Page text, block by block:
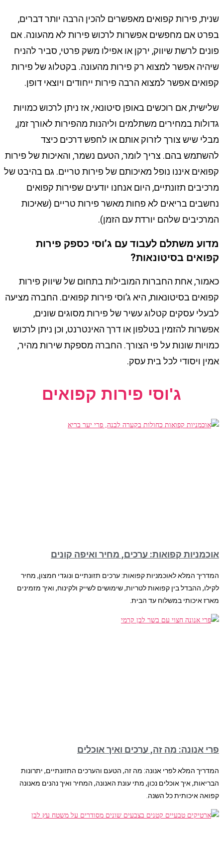
שנית, פירות קפואים מאפשרים להכין הרבה יותר דברים,
בפרט אם מחפשים אפשרות לרכוש פירות לא מהעונה. אם
פונים לרשת שיווק, ירקן או אפילו משק פרטי, סביר להניח
שיהיה אפשר למצוא רק פירות מהעונה. בקטלוג של פירות
קפואים אפשר למצוא הרבה פירות ייחודים ויוצאי דופן.
שלישית, אם רוכשים באופן סיטונאי, אז ניתן לרכוש כמויות
גדולות במחירים משתלמים וליהנות מהפירות לאורך זמן,
מבלי שיש צורך לזרוק אותם או לחפש דרכים כיצד
להשתמש בהם. צריך לומר, הטעם נשמר, והאיכות של פירות
קפואים איננו נופל מאיכותם של פירות טריים. גם בהיבט של
מרכיבים תזונתיים, היום אנחנו יודעים שפירות קפואים
נחשבים בריאים לא פחות מאשר פירות טריים (שאיכות
המרכיבים שלהם יורדת עם הזמן).
מדוע משתלם לעבוד עם ג’וסי כספק פירות
קפואים בסיטונאות?
כאמור, אחת החברות המובילות בתחום של שיווק פירות
קפואים בסיטונאות, היא ג’וסי פירות קפואים. החברה מציעה
לבעלי עסקים קטלוג עשיר של פירות מסוגים שונים,
אפשרות להזמין בטלפון או דרך האינטרנט, וכן ניתן לרכוש
כמויות שונות על פי הצורך. החברה מספקת שירות מהיר,
אמין ויסודי לכל בית עסק.
ג'וסי פירות קפואים
אוכמניות קפואות: ערכים, מחיר ואיפה קונים
המדריך המלא לאוכמניות קפואות: ערכים תזונתיים ונוגדי חמצון, מחיר
לקילו, ההבדל בין קפואות לטריות, שימושים לשייק ולקינוח, ואיך מזמינים
מארז איכותי במשלוח עד הבית.
פרי אנונה: מה זה, ערכים ואיך אוכלים
המדריך המלא לפרי אנונה: מה זה, הטעם והערכים התזונתיים, יתרונות
הבריאות, איך אוכלים נכון, מתי עונת האנונה, המחיר ואיך נהנים מאנונה
קפואה איכותית כל השנה.